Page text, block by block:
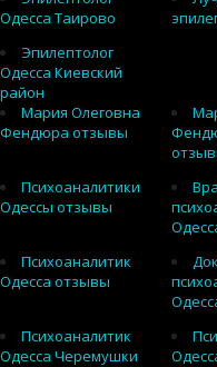
Одесса Таирово
Эпилептолог
Одесса Киевский
район
Мария Олеговна
Фендюра отзывы
Психоаналитики
Одессы отзывы
Психоаналитик
Одесса отзывы
Психоаналитик
Одесса Черемушки